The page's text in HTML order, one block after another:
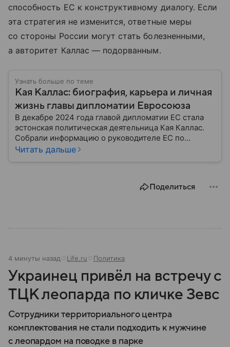
способность ЕС к конструктивному диалогу. Если
эта стратегия не изменится, ответные меры
со стороны России могут стать болезненными,
а авторитет Каллас — подорванным.
Узнать больше по теме
Кая Каллас: биография, карьера и личная
жизнь главы дипломатии Евросоюза
В декабре 2024 года главой дипломатии ЕС стала
эстонская политическая деятельница Кая Каллас.
Собрали информацию о руководителе ЕС по
международным делам и политике безопасности, а
Читать дальше
Поделиться
4 минуты назад Life.ru Политика
Украинец привёл на встречу с
ТЦК леопарда по кличке Зевс
Сотрудники территориального центра
комплектования не стали подходить к мужчине
с леопардом на поводке в парке